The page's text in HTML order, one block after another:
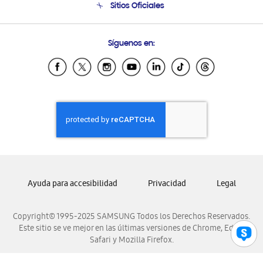
Soporte vía eMail
Sitios Oficiales
Samsung Ecuador
Samsung El Salvador
Samsung Honduras
Samsung Nicaragua
Samsung Panamá
Samsung Venezuela
Síguenos en:
Copyright© 1995-2025 SAMSUNG Todos los Derechos Reservados.
Este sitio se ve mejor en las últimas versiones de Chrome, Edge,
Safari y Mozilla Firefox.
Ayuda para accesibilidad Privacidad Legal